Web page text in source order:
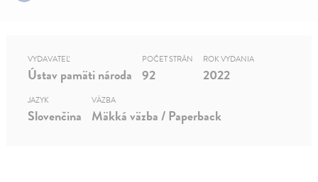
VYDAVATEĽ
Ústav pamäti národa
POČET STRÁN
92
ROK VYDANIA
2022
JAZYK
Slovenčina
VÄZBA
Mäkká väzba / Paperback